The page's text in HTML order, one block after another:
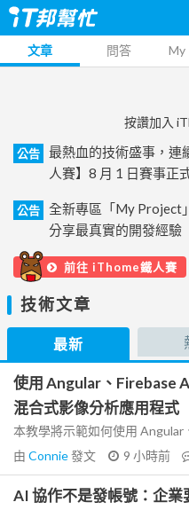
文章 問答 My
按讚加入
公告
最熱血的技術盛事，連
人賽】8 月 1 日賽事正
公告
全新專區「My Project
分享最真實的開發經驗
前往 iThome鐵人賽
技術文章
最新
使用 Angular、Firebase
混合式影像分析應用程式
本教學將示範如何使用 Angular
由 Connie發文 9 小時前
AI 協作不是發帳號：企